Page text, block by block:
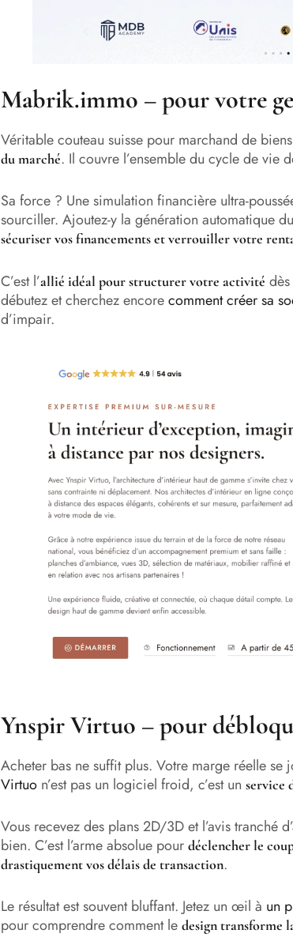
Mabrik.immo – pour votre
Véritable couteau suisse pour marchand de
du marché. Il couvre l’ensemble du cycle de vie
Sa force ? Une simulation financière ultra-
sourciller. Ajoutez-y la génération automatique
sécuriser vos financements et verrouiller votre
C’est l’allié idéal pour structurer votre activité
débutez et cherchez encorecomment créer sa
d’impair.
Ynspir Virtuo – pour
Acheter bas ne suffit plus. Votre marge réelle
Virtuo n’est pas un logiciel froid, c’est un service
Vous recevez des plans 2D/3D et l’avis tranché
bien. C’est l’arme absolue pour déclencher le
drastiquement vos délais de transaction.
Le résultat est souvent bluffant. Jetez un œil à un
pour comprendre comment le design transforme